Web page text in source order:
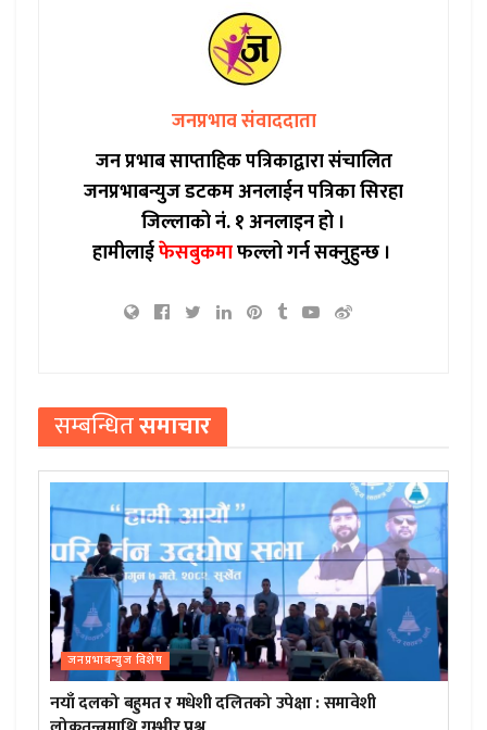
जनप्रभाव संवाददाता
जन प्रभाब साप्ताहिक पत्रिकाद्वारा संचालित
जनप्रभाबन्युज डटकम अनलाईन पत्रिका सिरहा
जिल्लाको नं. १ अनलाइन हो ।
हामीलाईफेसबुकमाफल्लो गर्न सक्नुहुन्छ ।
सम्बन्धितसमाचार
जनप्रभाबन्युज विशेष
नयाँ दलको बहुमत र मधेशी दलितको उपेक्षा : समावेशी